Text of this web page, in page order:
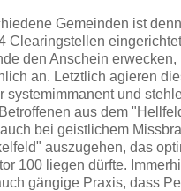
Gemeinden ist
Clearingstellen
den Anschein erwecken,
an. Letztlich agieren
systemimmanent und
aus dem
bei geistlichem
auszugehen, das
100 liegen dürfte.
gängige Praxis, dass